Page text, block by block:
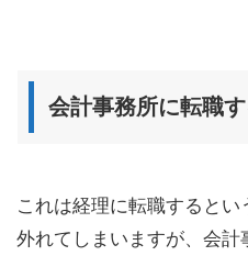
会計事務所に転職
これは経理に転職すると
外れてしまいますが、会